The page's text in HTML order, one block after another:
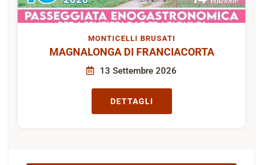
MONTICELLI BRUSATI
MAGNALONGA DI FRANCIACORTA
13 Settembre 2026
DETTAGLI